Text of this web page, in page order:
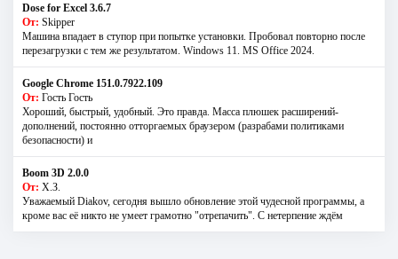
Dose for Excel 3.6.7
От: Skipper
Машина впадает в ступор при попытке установки. Пробовал повторно после
перезагрузки с тем же результатом. Windows 11. MS Offiсe 2024.
Google Chrome 151.0.7922.109
От: Гость Гость
Хороший, быстрый, удобный. Это правда. Масса плюшек расширений-
дополнений, постоянно отторгаемых браузером (разрабами политиками
безопасности) и
Boom 3D 2.0.0
От: Х.З.
Уважаемый Diakov, сегодня вышло обновление этой чудесной программы, а
кроме вас её никто не умеет грамотно "отрепачить". С нетерпение ждём